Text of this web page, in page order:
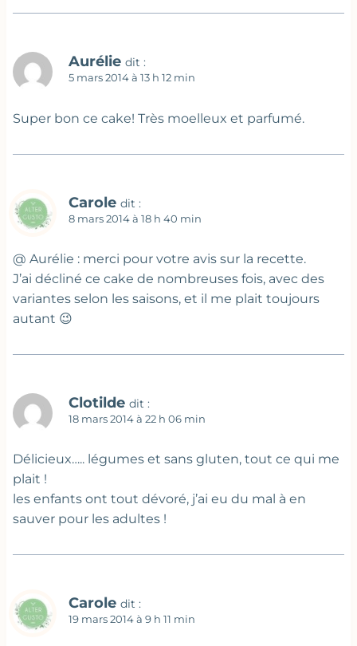
Aurélie dit :
5 mars 2014 à 13 h 12 min
Super bon ce cake! Très moelleux et parfumé.
Carole dit :
8 mars 2014 à 18 h 40 min
@ Aurélie : merci pour votre avis sur la recette.
J’ai décliné ce cake de nombreuses fois, avec des
variantes selon les saisons, et il me plait toujours
autant 😉
Clotilde dit :
18 mars 2014 à 22 h 06 min
Délicieux….. légumes et sans gluten, tout ce qui me
plait !
les enfants ont tout dévoré, j’ai eu du mal à en
sauver pour les adultes !
Carole dit :
19 mars 2014 à 9 h 11 min